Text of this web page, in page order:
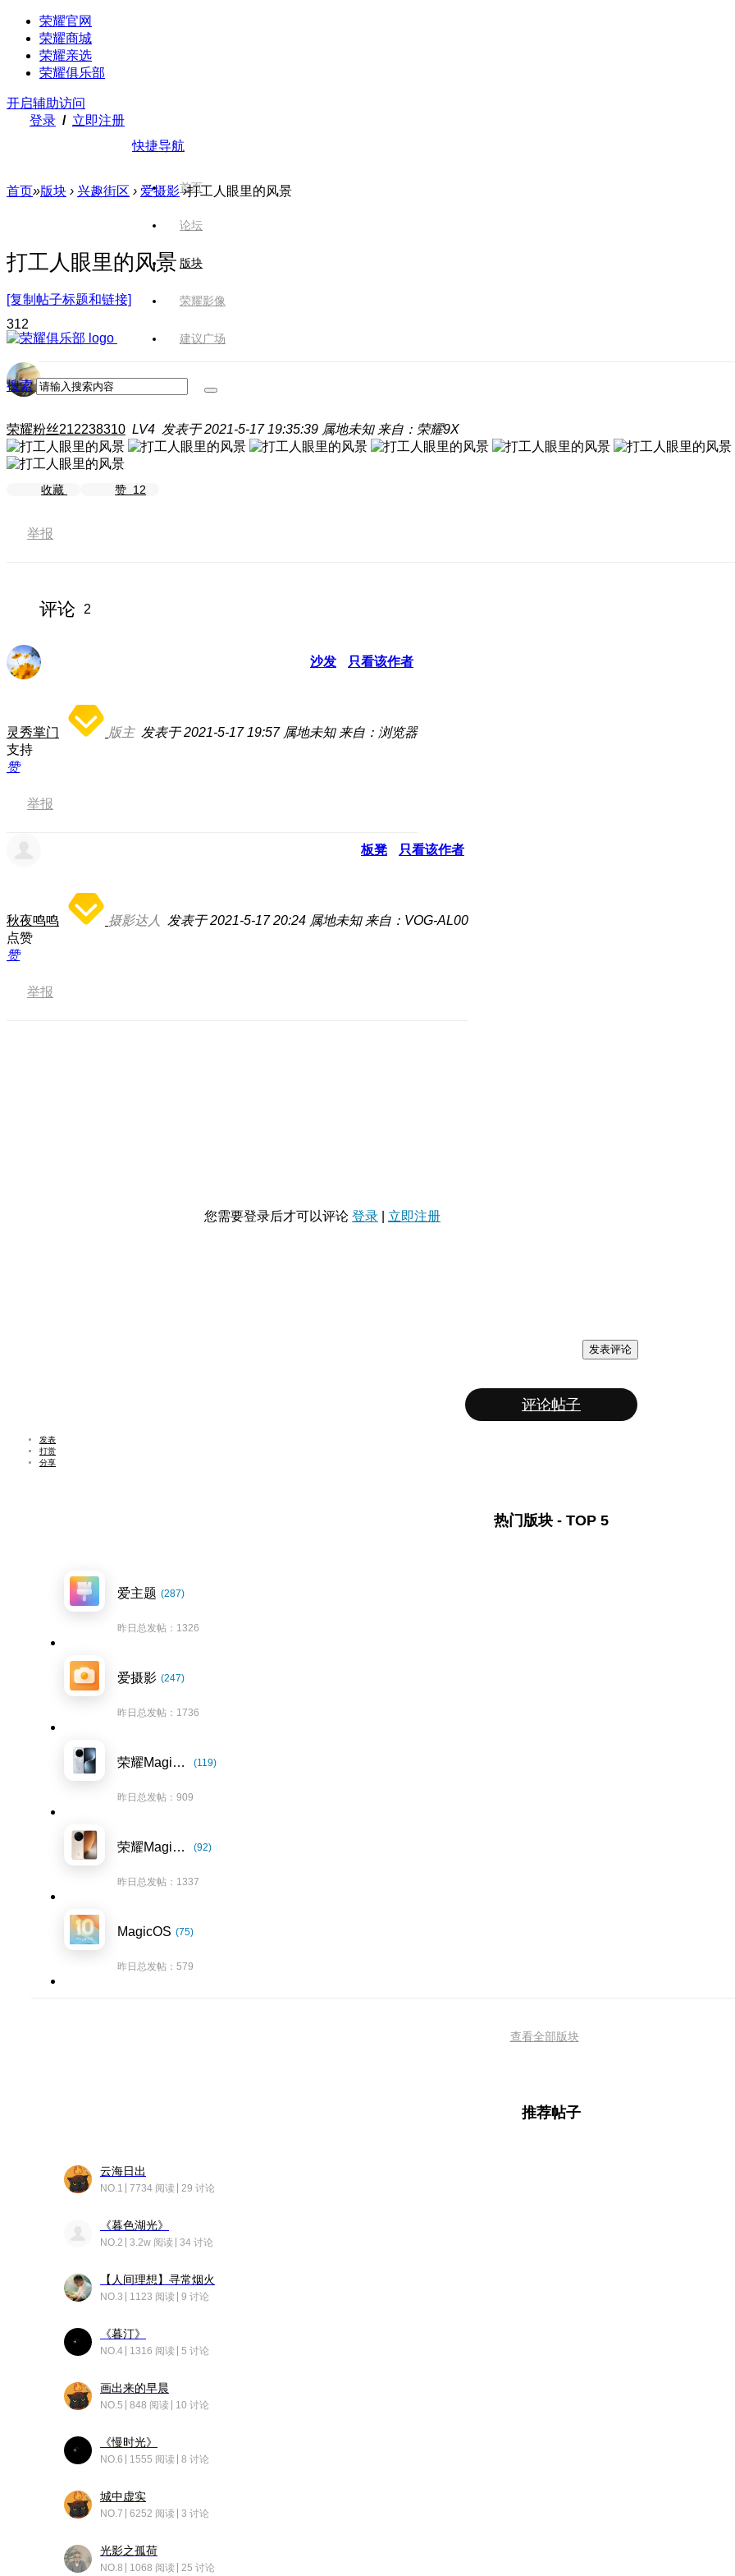
荣耀官网
荣耀商城
荣耀亲选
荣耀俱乐部
开启辅助访问
登录 / 立即注册
快捷导航
首页
论坛
版块
荣耀影像
建议广场
搜索
首页»版块 › 兴趣街区 › 爱摄影 ›打工人眼里的风景
打工人眼里的风景
[复制帖子标题和链接]
312
荣耀粉丝212238310 LV4 发表于 2021-5-17 19:35:39 属地未知 来自：荣耀9X
收藏 赞 12
举报
评论 2
沙发 只看该作者
灵秀掌门 版主 发表于 2021-5-17 19:57 属地未知 来自：浏览器
支持
赞
举报
板凳 只看该作者
秋夜鸣鸣 摄影达人 发表于 2021-5-17 20:24 属地未知 来自：VOG-AL00
点赞
赞
举报
您需要登录后才可以评论 登录 立即注册
发表评论
评论帖子
发表
打赏
分享
热门版块 - TOP 5
爱主题 (287)
昨日总发帖：1326
爱摄影 (247)
昨日总发帖：1736
荣耀Magic7系列 (119)
昨日总发帖：909
荣耀Magic8系列 (92)
昨日总发帖：1337
MagicOS (75)
昨日总发帖：579
查看全部版块
推荐帖子
云海日出
NO.1 7734 阅读 29 讨论
《暮色湖光》
NO.2 3.2w 阅读 34 讨论
【人间理想】寻常烟火
NO.3 1123 阅读 9 讨论
《暮汀》
NO.4 1316 阅读 5 讨论
画出来的早晨
NO.5 848 阅读 10 讨论
《慢时光》
NO.6 1555 阅读 8 讨论
城中虚实
NO.7 6252 阅读 3 讨论
光影之孤荷
NO.8 1068 阅读 25 讨论